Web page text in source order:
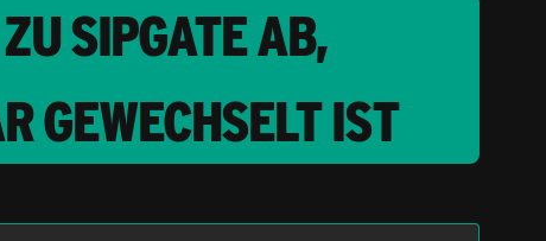
SIPGATE AB,
GEWECHSELT IST